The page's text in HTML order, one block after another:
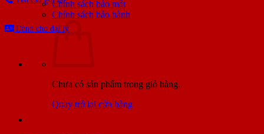
Chính sách bảo mật
Chính sách bảo hành
Chưa có sản phẩm trong giỏ hàng.
Quay trở lại cửa hàng
Dành cho đại lý
BÀI VIẾT MỚI NHẤT